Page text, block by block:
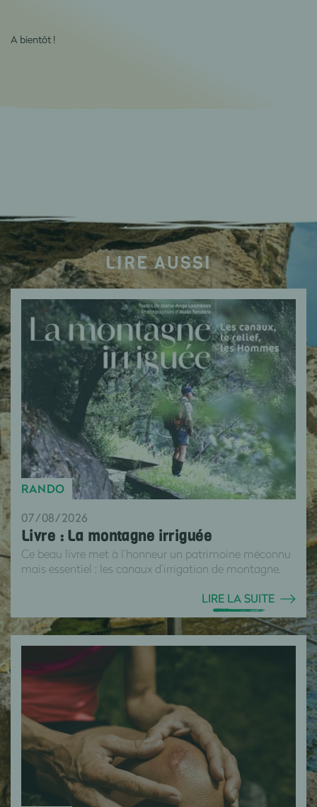
A bientôt !
LIRE AUSSI
RANDO
07/08/2026
Livre : La montagne irriguée
Ce beau livre met à l’honneur un patrimoine méconnu
mais essentiel : les canaux d’irrigation de montagne.
LIRE LA SUITE